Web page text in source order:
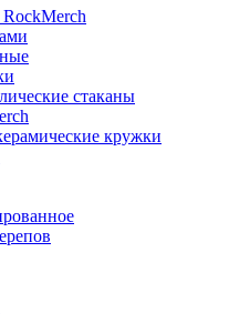
стаканы
кружки